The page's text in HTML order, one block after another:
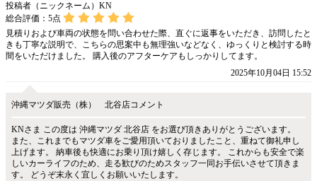
投稿者（ニックネーム）KN
総合評価： 5点
見積りおよび車両の状態を問い合わせた際、直ぐに返事をいただき、訪問したと
きも丁寧な説明で、こちらの思案中も無理強いなどなく、ゆっくりと検討する時
間をいただけました。 購入後のアフターケアもしっかりしてます。
2025年10月04日 15:52
沖縄マツダ販売（株） 北谷店コメント
KNさま この度は 沖縄マツダ 北谷店 をお選び頂きありがとうございます。
また、これまでもマツダ車をご愛用頂いておりましたこと、重ねて御礼申し
上げます。 納車後も快適にお乗り頂け嬉しく存じます。 これからも安全で楽
しいカーライフのため、走る歓びのためスタッフ一同お手伝いさせて頂きま
す。 どうぞ末永く宜しくお願いいたします。